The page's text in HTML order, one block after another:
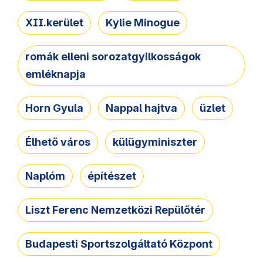
XII.kerület Kylie Minogue
romák elleni sorozatgyilkosságok
emléknapja
Horn Gyula Nappal hajtva üzlet
Élhető város külügyminiszter
Naplóm építészet
Liszt Ferenc Nemzetközi Repülőtér
Budapesti Sportszolgáltató Központ